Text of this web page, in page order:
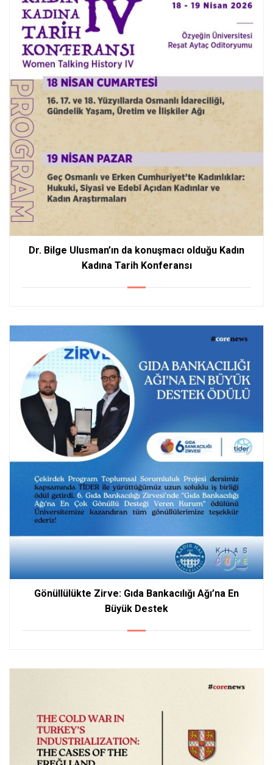
Dr. Bilge Ulusman’ın da konuşmacı olduğu Kadın
Kadına Tarih Konferansı
Gönüllülükte Zirve: Gıda Bankacılığı Ağı’na En
Büyük Destek